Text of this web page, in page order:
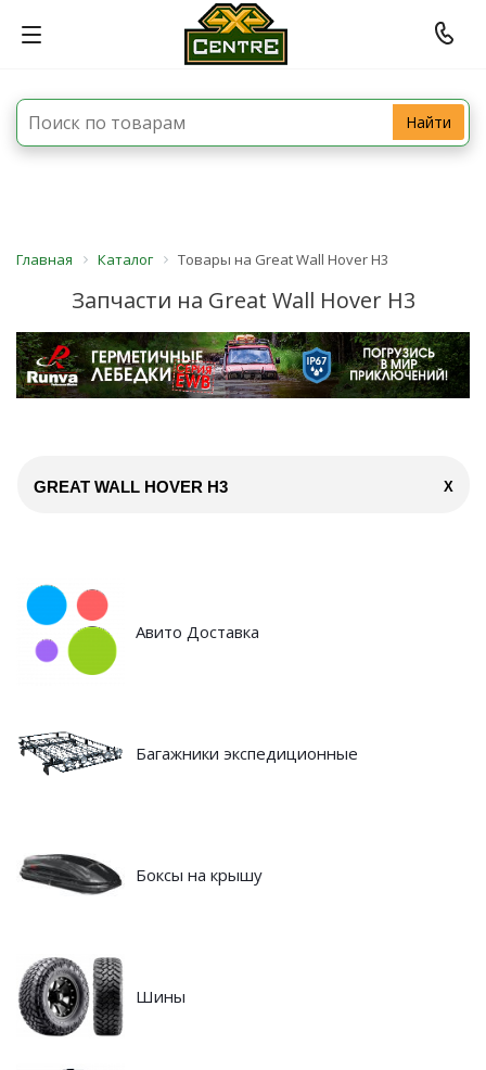
Найти
Главная Каталог Товары на Great Wall Hover H3
Запчасти на Great Wall Hover H3
GREAT WALL HOVER H3 X
Авито Доставка
Багажники экспедиционные
Боксы на крышу
Шины